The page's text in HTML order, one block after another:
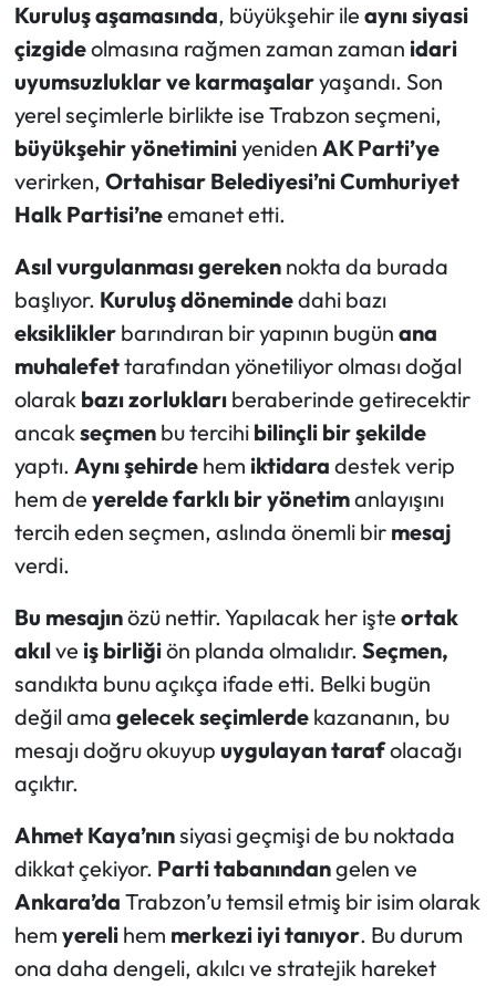
Kuruluş aşamasında, büyükşehir ile aynı siyasi
çizgideolmasına rağmen zaman zaman idari
uyumsuzluklar ve karmaşalaryaşandı. Son
yerel seçimlerle birlikte ise Trabzon seçmeni,
büyükşehir yönetiminiyeniden AK Parti’ye
verirken, Ortahisar Belediyesi’niCumhuriyet
Halk Partisi’neemanet etti.
Asıl vurgulanması gerekennokta da burada
başlıyor. Kuruluş dönemindedahi bazı
eksikliklerbarındıran bir yapının bugün ana
muhalefettarafından yönetiliyor olması doğal
olarak bazı zorluklarıberaberinde getirecektir
ancakseçmenbu tercihi bilinçli bir şekilde
yaptı. Aynı şehirdehem iktidara destek verip
hem de yerelde farklı bir yönetimanlayışını
tercih eden seçmen, aslında önemli bir mesaj
verdi.
Bu mesajınözü nettir. Yapılacak her işte ortak
akılve iş birliğiön planda olmalıdır. Seçmen,
sandıkta bunu açıkça ifade etti. Belki bugün
değil ama gelecek seçimlerdekazananın, bu
mesajı doğru okuyup uygulayan tarafolacağı
açıktır.
Ahmet Kaya’nınsiyasi geçmişi de bu noktada
dikkat çekiyor. Parti tabanındangelen ve
Ankara’da Trabzon’u temsil etmiş bir isim olarak
hem yereli hem merkezi iyi tanıyor. Bu durum
ona daha dengeli, akılcı ve stratejik hareket